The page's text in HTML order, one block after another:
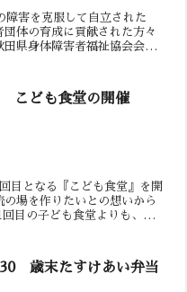
害を克服して自立された
体の育成に貢献された方々
田県身体障害者福祉協会会長
ども食堂の開催
目となる『こども食堂』を開
場を作りたいとの想いから
目の子ども食堂よりも、さ
歳末たすけあい弁当